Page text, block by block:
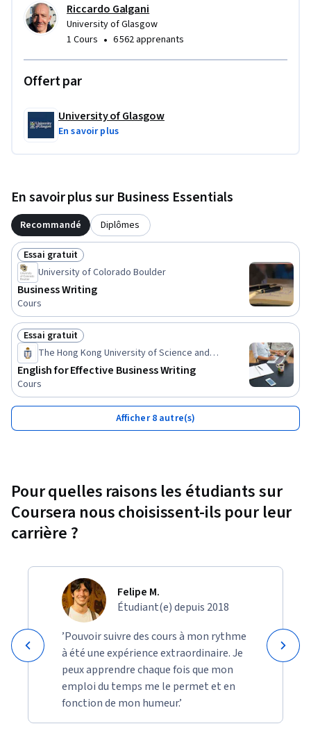
Riccardo Galgani
University of Glasgow
1 Cours • 6 562 apprenants
Offert par
University of Glasgow
En savoir plus
En savoir plus sur Business Essentials
Recommandé Diplômes
Statut : Essai gratuit
Essai gratuit
University of Colorado Boulder
Business Writing
Cours
Statut : Essai gratuit
Essai gratuit
The Hong Kong University of Science and
Technology
English for Effective Business Writing
Cours
Afficher 8 autre(s)
Pour quelles raisons les étudiants sur
Coursera nous choisissent-ils pour leur
carrière ?
Felipe M.
Étudiant(e) depuis 2018
’Pouvoir suivre des cours à mon rythme
à été une expérience extraordinaire. Je
peux apprendre chaque fois que mon
emploi du temps me le permet et en
fonction de mon humeur.’